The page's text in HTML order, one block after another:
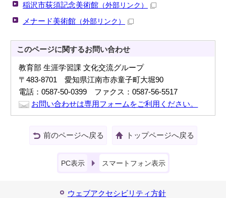
稲沢市荻須記念美術館 （外部リンク）
メナード美術館 （外部リンク）
このページに関するお問い合わせ
教育部 生涯学習課 文化交流グループ
〒483-8701 愛知県江南市赤童子町大堀90
電話：0587-50-0399 ファクス：0587-56-5517
お問い合わせは専用フォームをご利用ください。
前のページへ戻る トップページへ戻る
PC表示 スマートフォン表示
ウェブアクセシビリティ方針